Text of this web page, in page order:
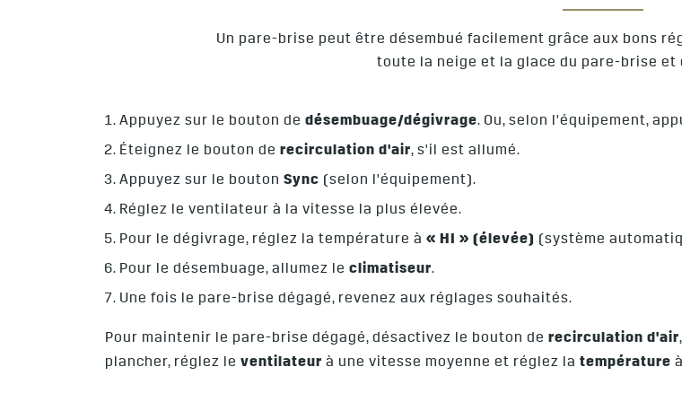
Un pare-brise peut être désembué facilement grâce aux bons
toute la neige et la glace du pare-brise
Appuyez sur le bouton de désembuage/dégivrage. Ou, selon l'équipement,
Éteignez le bouton de recirculation d'air, s'il est allumé.
Appuyez sur le bouton Sync (selon l'équipement).
Réglez le ventilateur à la vitesse la plus élevée.
Pour le dégivrage, réglez la température à « HI » (élevée) (système
Pour le désembuage, allumez le climatiseur.
Une fois le pare-brise dégagé, revenez aux réglages souhaités.
Pour maintenir le pare-brise dégagé, désactivez le bouton de recirculation d'air
plancher, réglez le ventilateur à une vitesse moyenne et réglez la température